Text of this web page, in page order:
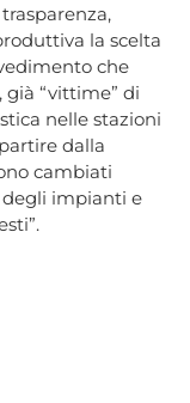
la scelta
che
“vittime” di
nelle stazioni
dalla
cambiati
impianti e